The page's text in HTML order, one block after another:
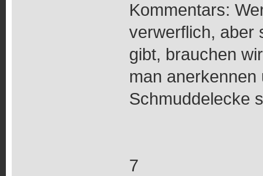
Kommentars:
verwerflich, aber
gibt, brauchen
man
Schmuddelecke
7